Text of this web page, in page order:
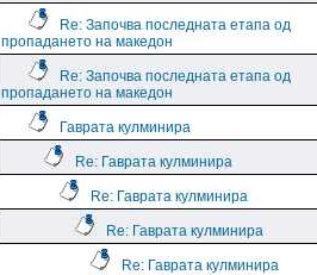
Re: Започва последната етапа од
пропадането на македон
Re: Започва последната етапа од
пропадането на македон
Гаврата кулминира
Re: Гаврата кулминира
Re: Гаврата кулминира
Re: Гаврата кулминира
Re: Гаврата кулминира